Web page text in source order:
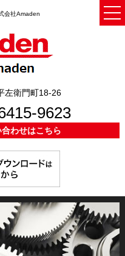
会社Amaden
衛門町18-26
9623
わせはこちら